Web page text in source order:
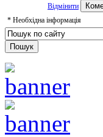
Відмінити
* Необхідна інформація